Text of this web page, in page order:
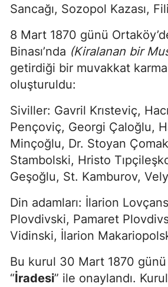
Sancağı, Sozopol Kazası,
8 Mart 1870 günü
Binası’nda (Kiralanan bir
getirdiği bir muvakkat
oluşturuldu:
Siviller: Gavril Krısteviç,
Pençoviç, Georgi Çaloğlu,
Minçoğlu, Dr. Stoyan
Stambolski, Hristo
Geşoğlu, St. Kamburov,
Din adamları: İlarion
Plovdivski, Pamaret
Vidinski, İlarion
Bu kurul 30 Mart 1870
“İradesi” ile onaylandı.